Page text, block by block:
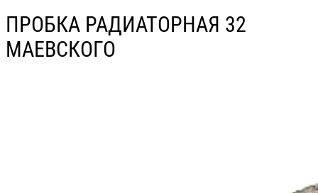
ПРОБКА РАДИАТОРНАЯ 32
МАЕВСКОГО